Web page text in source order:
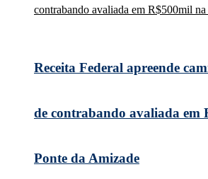
Receita Federal apreende
de contrabando avaliada em
Ponte da Amizade